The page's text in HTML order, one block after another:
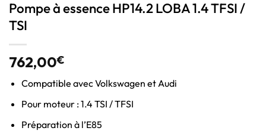
Pompe à essence HP14.2 LOBA 1.4 TFSI /
TSI
762,00€
Compatible avec Volkswagen et Audi
Pour moteur : 1.4 TSI / TFSI
Préparation à l’E85